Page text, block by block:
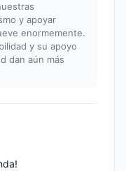
y apoyar
enormemente.
y su apoyo
dan aún más